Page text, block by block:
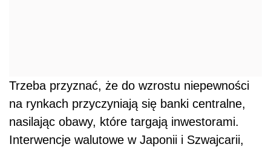
Trzeba przyznać, że do wzrostu niepewności
na rynkach przyczyniają się banki centralne,
nasilając obawy, które targają inwestorami.
Interwencje walutowe w Japonii i Szwajcarii,